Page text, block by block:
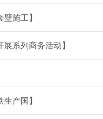
施工】
系列商务活动】
产国】